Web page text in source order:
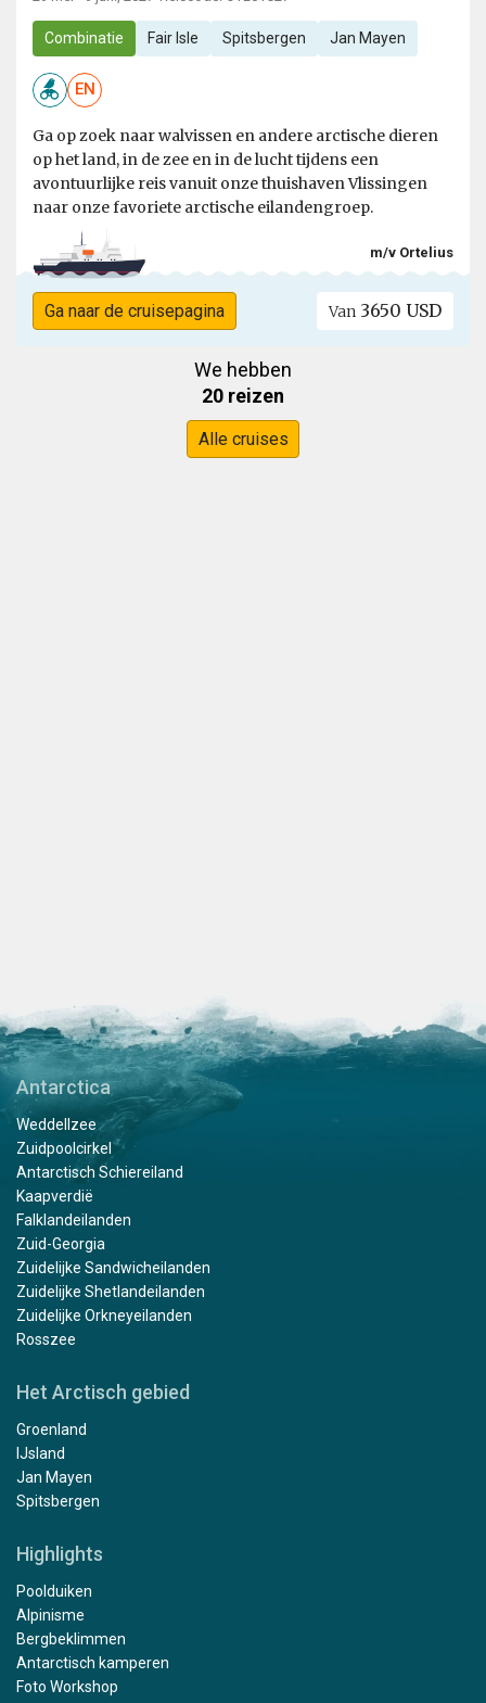
Combinatie Fair Isle Spitsbergen Jan Mayen
EN
Ga op zoek naar walvissen en andere arctische dieren
op het land, in de zee en in de lucht tijdens een
avontuurlijke reis vanuit onze thuishaven Vlissingen
naar onze favoriete arctische eilandengroep.
m/v Ortelius
Ga naar de cruisepagina Van 3650 USD
We hebben
20 reizen
Alle cruises
Antarctica
Weddellzee
Zuidpoolcirkel
Antarctisch Schiereiland
Kaapverdië
Falklandeilanden
Zuid-Georgia
Zuidelijke Sandwicheilanden
Zuidelijke Shetlandeilanden
Zuidelijke Orkneyeilanden
Rosszee
Het Arctisch gebied
Groenland
IJsland
Jan Mayen
Spitsbergen
Highlights
Poolduiken
Alpinisme
Bergbeklimmen
Antarctisch kamperen
Foto Workshop